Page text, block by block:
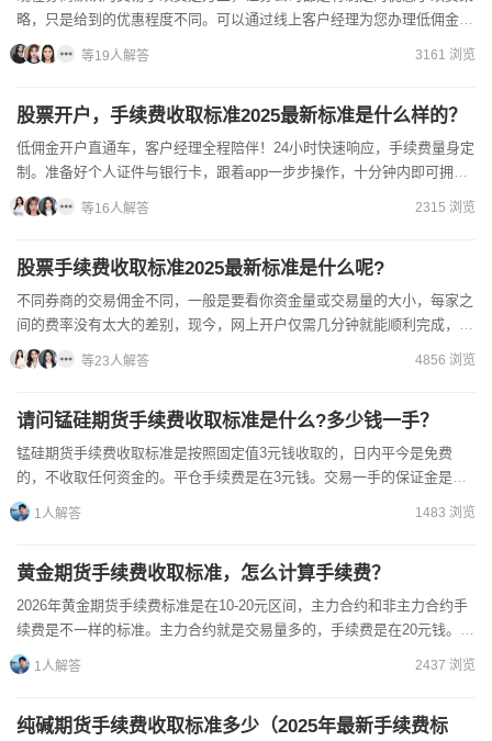
略，只是给到的优惠程度不同。可以通过线上客户经理为您办理低佣金账
户，账户开通成功后还将为您提供VIP的专属服务。现在是可...
等19人解答 3161 浏览
股票开户，手续费收取标准2025最新标准是什么样的？
低佣金开户直通车，客户经理全程陪伴！24小时快速响应，手续费量身定
制。准备好个人证件与银行卡，跟着app一步步操作，十分钟内即可拥有
您的投资门户。速来联系，启动您的财富增长引擎！1.确...
等16人解答 2315 浏览
股票手续费收取标准2025最新标准是什么呢?
不同券商的交易佣金不同，一般是要看你资金量或交易量的大小，每家之
间的费率没有太大的差别，现今，网上开户仅需几分钟就能顺利完成，相
比前往营业部办理更为方便且佣金更低廉。我司佣金直接给到我...
等23人解答 4856 浏览
请问锰硅期货手续费收取标准是什么?多少钱一手？
锰硅期货手续费收取标准是按照固定值3元钱收取的，日内平今是免费
的，不收取任何资金的。平仓手续费是在3元钱。交易一手的保证金是在
2622.6元，交易保证金是随着价格变化的，价格越高，使用...
1人解答 1483 浏览
黄金期货手续费收取标准，怎么计算手续费？
2026年黄金期货手续费标准是在10-20元区间，主力合约和非主力合约手
续费是不一样的标准。主力合约就是交易量多的，手续费是在20元钱。非
主力合约交易量少一些，交易手续费是在10元钱。...
1人解答 2437 浏览
纯碱期货手续费收取标准多少（2025年最新手续费标